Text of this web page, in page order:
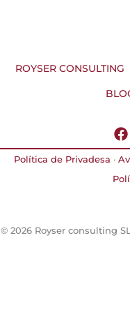
ROYSER CONSULTING
F
a
c
e
b
k
Política de Privadesa ·
© 2026 Royser consulting SL